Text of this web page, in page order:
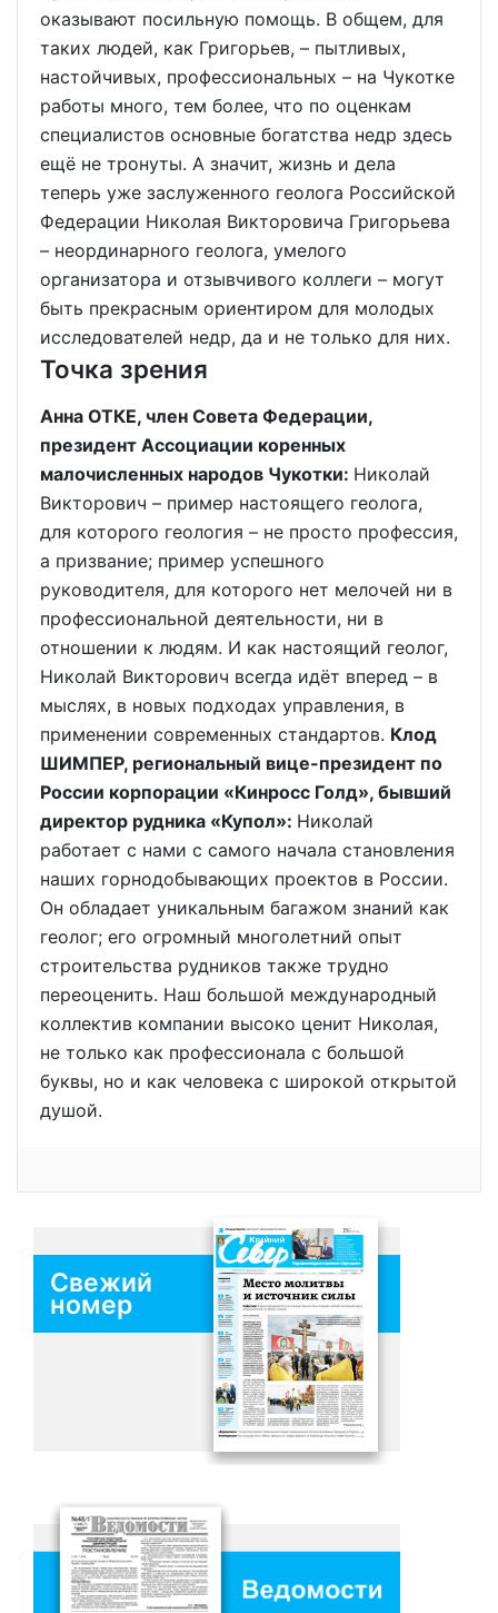
оказывают посильную помощь. В общем, для
таких людей, как Григорьев, – пытливых,
настойчивых, профессиональных – на Чукотке
работы много, тем более, что по оценкам
специалистов основные богатства недр здесь
ещё не тронуты. А значит, жизнь и дела
теперь уже заслуженного геолога Российской
Федерации Николая Викторовича Григорьева
– неординарного геолога, умелого
организатора и отзывчивого коллеги – могут
быть прекрасным ориентиром для молодых
исследователей недр, да и не только для них.
Точка зрения
Анна ОТКЕ, член Совета Федерации,
президент Ассоциации коренных
малочисленных народов Чукотки: Николай
Викторович – пример настоящего геолога,
для которого геология – не просто профессия,
а призвание; пример успешного
руководителя, для которого нет мелочей ни в
профессиональной деятельности, ни в
отношении к людям. И как настоящий геолог,
Николай Викторович всегда идёт вперед – в
мыслях, в новых подходах управления, в
применении современных стандартов. Клод
ШИМПЕР, региональный вице-президент по
России корпорации «Кинросс Голд», бывший
директор рудника «Купол»: Николай
работает с нами с самого начала становления
наших горнодобывающих проектов в России.
Он обладает уникальным багажом знаний как
геолог; его огромный многолетний опыт
строительства рудников также трудно
переоценить. Наш большой международный
коллектив компании высоко ценит Николая,
не только как профессионала с большой
буквы, но и как человека с широкой открытой
душой.
Свежий
номер